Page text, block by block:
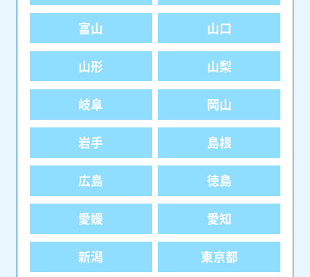
富山 山口
山形 山梨
岐阜 岡山
岩手 島根
広島 徳島
愛媛 愛知
新潟 東京都